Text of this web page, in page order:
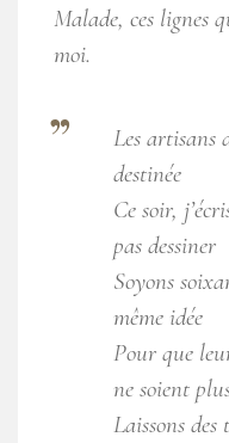
Malade, ces lignes
moi.
Les artisans
destinée
Ce soir,
pas dessiner
Soyons
même idée
Pour que
ne soient
Laissons